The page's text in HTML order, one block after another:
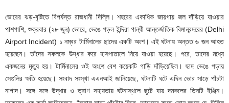
ভোরের ঝড়-বৃষ্টিতে বিপর্যস্ত রাজধানী দিল্লি। শহরের একাধিক জায়গায় জল দাঁড়িয়ে যাওয়ার
পাশপাশি, শুক্রবার (২৮ জুন) ভোরে, ভেঙে পড়ল ইন্দিরা গান্ধী আন্তর্জাতিক বিমানবন্দরের (Delhi
Airport Incident) ১ নম্বর টার্মিনালের ছাদের একটি অংশ। এই ঘটনায় অন্তত ৬ জন আহত
হয়েছেন। তাঁদের সকলকে উদ্ধার করে হাসপাতালে নিয়ে যাওয়া হয়েছে। পরে, তাদের মধ্যে
একজনের মৃত্যু হয়। টার্মিনালের ওই অংশে বেশ কয়েকটি গাড়ি দাঁড়িয়েছিল। ছাদ ভেঙে পড়ায়
সেগুলির ক্ষতি হয়েছে। সংবাদ সংস্থা এএনআই জানিয়েছে, ঘটনাটি ঘটে এদিন ভোর সাড়ে পাঁচটা
নাগাদ। সঙ্গে সঙ্গে উদ্ধার ও ত্রাণ সহায়তায় ঘটনাস্থলে ছুটে যায় দমকলের তিনটি ইঞ্জিন।